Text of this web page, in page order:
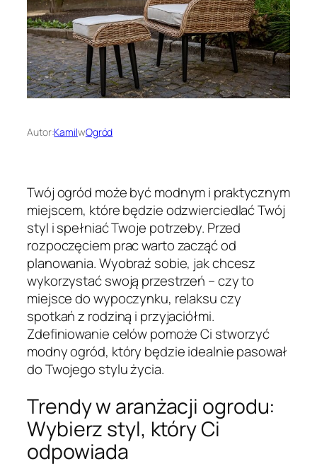
Autor:KamilwOgród
Twój ogród może być modnym i praktycznym
miejscem, które będzie odzwierciedlać Twój
styl i spełniać Twoje potrzeby. Przed
rozpoczęciem prac warto zacząć od
planowania. Wyobraź sobie, jak chcesz
wykorzystać swoją przestrzeń – czy to
miejsce do wypoczynku, relaksu czy
spotkań z rodziną i przyjaciółmi.
Zdefiniowanie celów pomoże Ci stworzyć
modny ogród, który będzie idealnie pasował
do Twojego stylu życia.
Trendy w aranżacji ogrodu:
Wybierz styl, który Ci
odpowiada